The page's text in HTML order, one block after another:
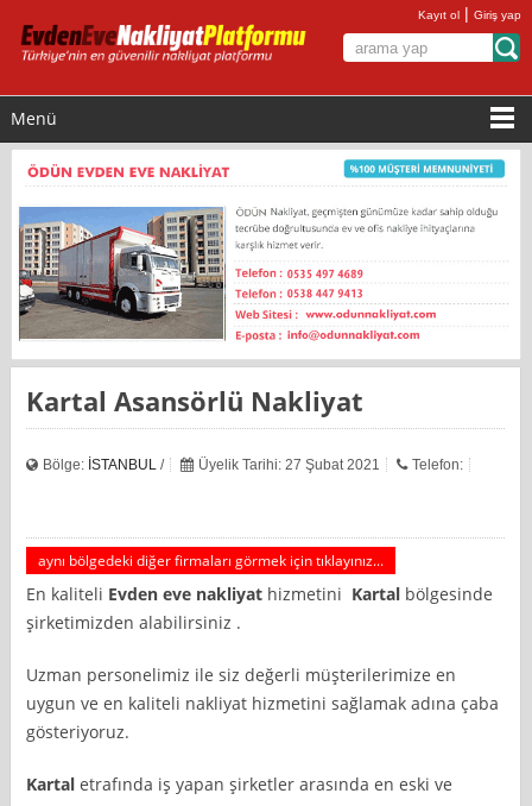
Kayıt ol |Giriş yap
Menü
Kartal Asansörlü Nakliyat
Bölge: İSTANBUL / Üyelik Tarihi: 27 Şubat 2021 Telefon:
aynı bölgedeki diğer firmaları görmek için tıklayınız...
En kaliteli Evden eve nakliyat hizmetini Kartal bölgesinde
şirketimizden alabilirsiniz .
Uzman personelimiz ile siz değerli müşterilerimize en
uygun ve en kaliteli nakliyat hizmetini sağlamak adına çaba
gösteriyoruz.
Kartal etrafında iş yapan şirketler arasında en eski ve